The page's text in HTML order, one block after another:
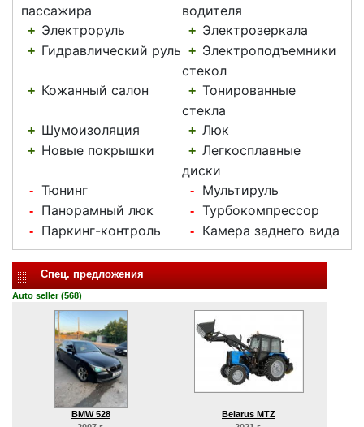
пассажира
водителя
+ Электроруль + Электрозеркала
+ Гидравлический руль + Электроподъемники
стекол
+ Кожанный салон + Тонированные
стекла
+ Шумоизоляция + Люк
+ Новые покрышки + Легкосплавные
диски
- Тюнинг - Мультируль
- Панорамный люк - Турбокомпрессор
- Паркинг-контроль - Камера заднего вида
Спец. предложения
Auto seller (568)
BMW 528
Belarus MTZ